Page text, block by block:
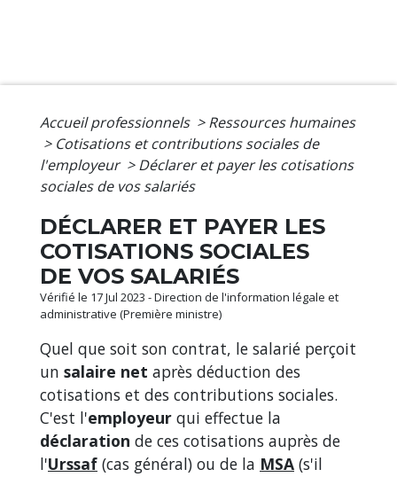
Accueil professionnels > Ressources humaines
> Cotisations et contributions sociales de
l'employeur > Déclarer et payer les cotisations
sociales de vos salariés
DÉCLARER ET PAYER LES
COTISATIONS SOCIALES
DE VOS SALARIÉS
Vérifié le 17 Jul 2023 - Direction de l'information légale et
administrative (Première ministre)
Quel que soit son contrat, le salarié perçoit
un salaire net après déduction des
cotisations et des contributions sociales.
C'est l'employeur qui effectue la
déclaration de ces cotisations auprès de
l'Urssaf (cas général) ou de la MSA (s'il